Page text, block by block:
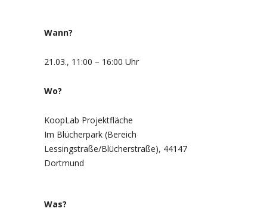
Wann?
21.03., 11:00 – 16:00 Uhr
Wo?
KoopLab Projektfläche
Im Blücherpark (Bereich
Lessingstraße/Blücherstraße), 44147
Dortmund
Was?